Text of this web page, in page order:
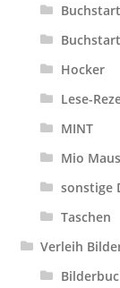
Zahlungsarten
Hocker
Lese-
MINT
Mio Maus
sonstige
Taschen
Verleih